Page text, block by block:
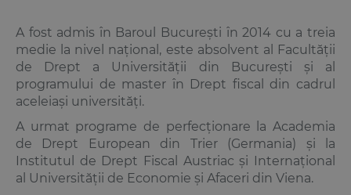
A fost admis în Baroul București în 2014 cu a treia
medie la nivel național, este absolvent al Facultății
de Drept a Universității din București și al
programului de master în Drept fiscal din cadrul
aceleiași universități.
A urmat programe de perfecționare la Academia
de Drept European din Trier (Germania) și la
Institutul de Drept Fiscal Austriac și Internațional
al Universității de Economie și Afaceri din Viena.